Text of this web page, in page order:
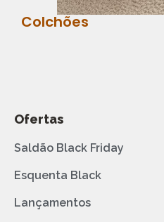
Colchões
Ofertas
Saldão Black Friday
Esquenta Black
Lançamentos